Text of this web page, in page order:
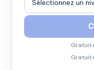
Gratuit
Gratuit